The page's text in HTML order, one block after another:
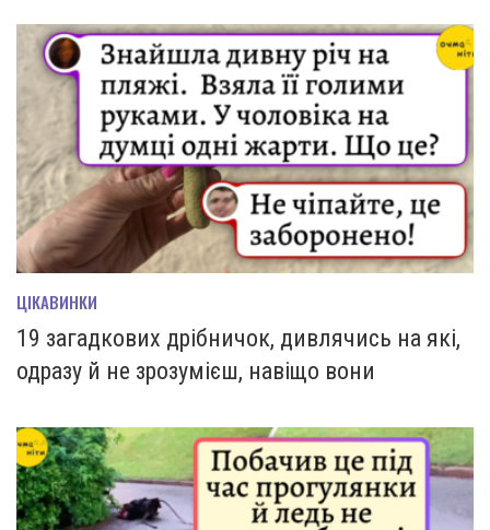
ЦІКАВИНКИ
19 загадкових дрібничок, дивлячись на які,
одразу й не зрозумієш, навіщо вони